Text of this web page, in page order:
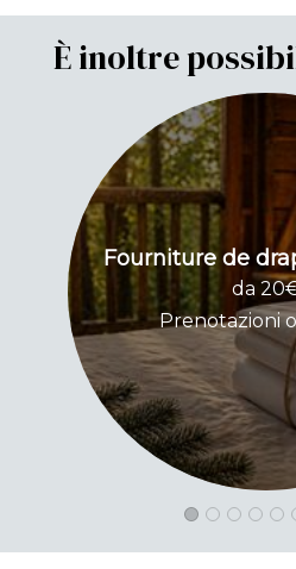
È inoltre
Fourniture de
da
Prenotazioni